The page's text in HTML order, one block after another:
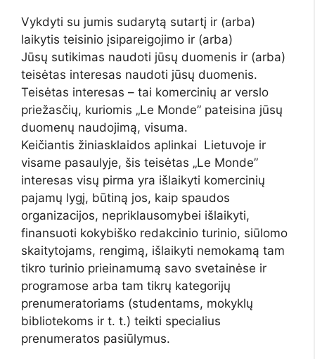
Vykdyti su jumis sudarytą sutartį ir (arba)
laikytis teisinio įsipareigojimo ir (arba)
Jūsų sutikimas naudoti jūsų duomenis ir (arba)
teisėtas interesas naudoti jūsų duomenis.
Teisėtas interesas – tai komercinių ar verslo
priežasčių, kuriomis „Le Monde” pateisina jūsų
duomenų naudojimą, visuma.
Keičiantis žiniasklaidos aplinkai Lietuvoje ir
visame pasaulyje, šis teisėtas „Le Monde”
interesas visų pirma yra išlaikyti komercinių
pajamų lygį, būtiną jos, kaip spaudos
organizacijos, nepriklausomybei išlaikyti,
finansuoti kokybiško redakcinio turinio, siūlomo
skaitytojams, rengimą, išlaikyti nemokamą tam
tikro turinio prieinamumą savo svetainėse ir
programose arba tam tikrų kategorijų
prenumeratoriams (studentams, mokyklų
bibliotekoms ir t. t.) teikti specialius
prenumeratos pasiūlymus.